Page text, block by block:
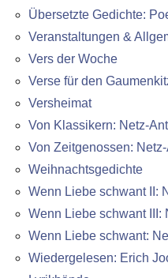
Übersetzte Gedichte:
Veranstaltungen &
Vers der Woche
Verse für den
Versheimat
Von Klassikern: Netz-
Von Zeitgenossen:
Weihnachtsgedichte
Wenn Liebe schwant II:
Wenn Liebe schwant III:
Wenn Liebe schwant:
Wiedergelesen: Erich